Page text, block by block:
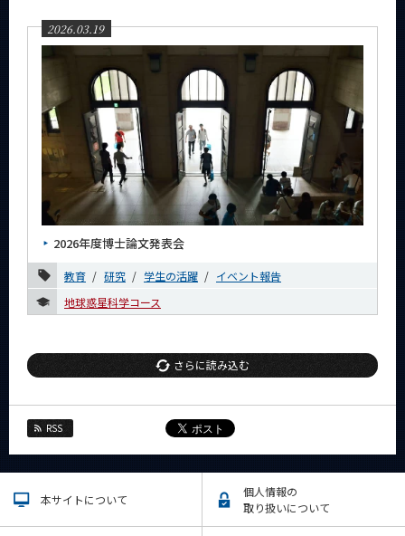
2026.03.19
2026年度博士論文発表会
教育 研究 学生の活躍
イベント報告
地球惑星科学コース
さらに読み込む
RSS
本サイトについて
個人情報の
取り扱いについて